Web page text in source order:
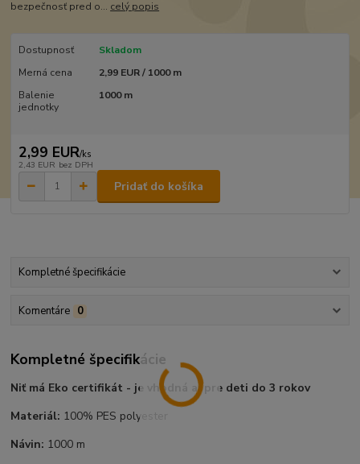
bezpečnosť pred o... celý popis
Dostupnosť
Skladom
Merná cena
2,99 EUR / 1000 m
Balenie
jednotky
1000 m
2,99 EUR/ks
2,43 EUR bez DPH
Pridať do košíka
Kompletné špecifikácie
Komentáre 0
Kompletné špecifikácie
Niť má Eko certifikát - je vhodná aj pre deti do 3 rokov
Materiál: 100% PES polyester
Návin: 1000 m